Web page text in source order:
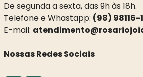
De segunda a sexta, das 9h às 18h.
Telefone e Whastapp: (98) 98116-
E-mail:
Nossas Redes Sociais